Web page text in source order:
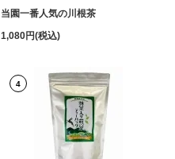
当園一番人気の川根茶
1,080円(税込)
4